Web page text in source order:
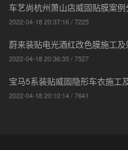
车艺尚杭州萧山店威固贴膜案例
2022-04-18 20:37:16 / 7225
蔚来装贴电光酒红改色膜施工及
2022-04-18 20:36:35 / 7527
宝马5系装贴威固隐形车衣施工
2022-04-18 20:10:14 / 7641